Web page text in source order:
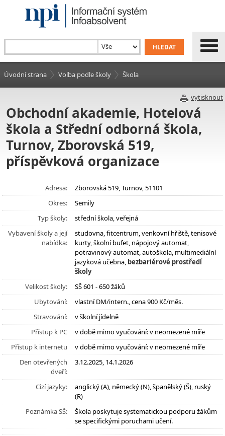
Úvodní strana Volba podle školy Škola
vytisknout
Obchodní akademie, Hotelová
škola a Střední odborná škola,
Turnov, Zborovská 519,
příspěvková organizace
Adresa:
Zborovská 519, Turnov, 51101
Okres:
Semily
Typ školy:
střední škola, veřejná
Vybavení školy a její
nabídka:
studovna, fitcentrum, venkovní hřiště, tenisové
kurty, školní bufet, nápojový automat,
potravinový automat, autoškola, multimediální
jazyková učebna, bezbariérové prostředí
školy
Velikost školy:
SŠ 601 - 650 žáků
Ubytování:
vlastní DM/intern., cena 900 Kč/měs.
Stravování:
v školní jídelně
Přístup k PC
v době mimo vyučování: v neomezené míře
Přístup k internetu
v době mimo vyučování: v neomezené míře
Den otevřených
dveří:
3.12.2025, 14.1.2026
Cizí jazyky:
anglický (A), německý (N), španělský (Š), ruský
(R)
Poznámka SŠ:
Škola poskytuje systematickou podporu žákům
se specifickými poruchami učení.